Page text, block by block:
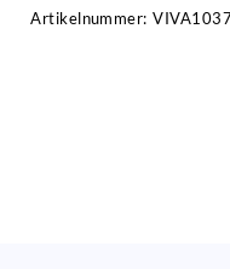
Artikelnummer: VIVA1037